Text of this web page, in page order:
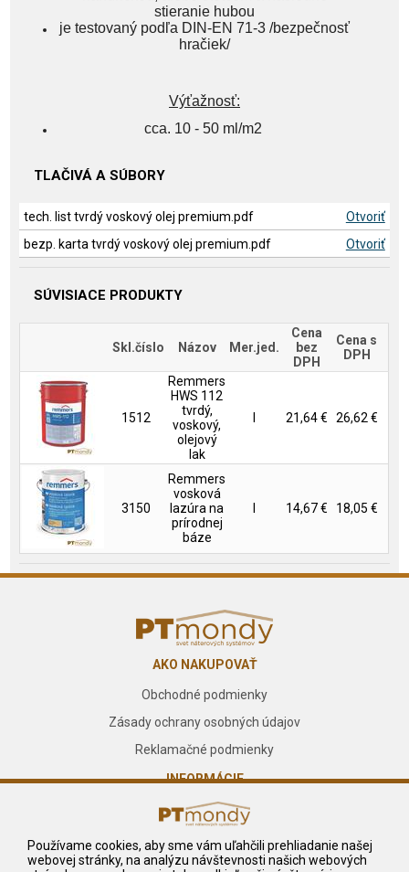
stieranie hubou
je testovaný podľa DIN-EN 71-3 /bezpečnosť
hračiek/
Výťažnosť:
cca. 10 - 50 ml/m2
TLAČIVÁ A SÚBORY
tech. list tvrdý voskový olej premium.pdf
Otvoriť
bezp. karta tvrdý voskový olej premium.pdf
Otvoriť
SÚVISIACE PRODUKTY
Skl.číslo Názov Mer.jed.
Cena
bez
DPH
Cena s
DPH
1512
Remmers
HWS 112
tvrdý,
voskový,
olejový
lak
l 21,64 € 26,62 €
3150
Remmers
vosková
lazúra na
prírodnej
báze
l 14,67 € 18,05 €
AKO NAKUPOVAŤ
Obchodné podmienky
Zásady ochrany osobných údajov
Reklamačné podmienky
INFORMÁCIE
O nás
Služby
Používame cookies, aby sme vám uľahčili prehliadanie našej
webovej stránky, na analýzu návštevnosti našich webových